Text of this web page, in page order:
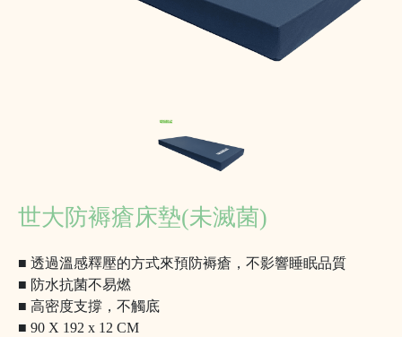
世大防褥瘡床墊(未滅菌)
■ 透過溫感釋壓的方式來預防褥瘡，不影響睡眠品質
■ 防水抗菌不易燃
■ 高密度支撐，不觸底
■ 90 X 192 x 12 CM